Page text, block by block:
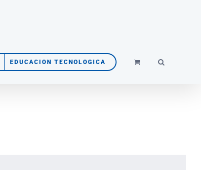
EDUCACION TECNOLOGICA